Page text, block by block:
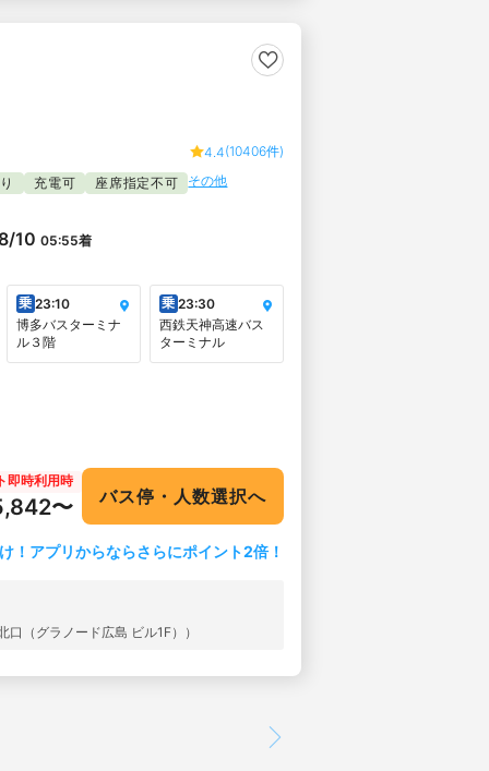
4.4(10406件)
充電可 座席指定不可 その他
8/10 05:55着
乗 23:10
博多バスターミナ
ル３階
乗 23:30
西鉄天神高速バス
ターミナル
即時利用時
〜 バス停・人数選択へ
！アプリからならさらにポイント2倍！
（グラノード広島 ビル1F））